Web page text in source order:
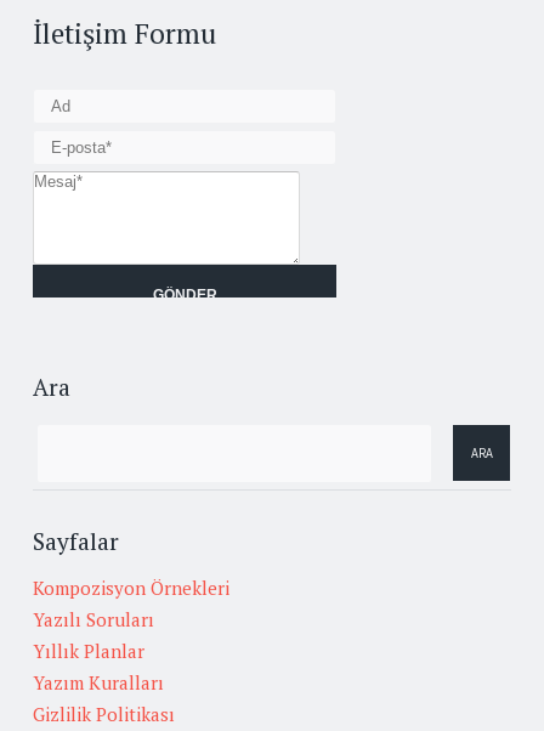
İletişim Formu
Ara
Sayfalar
Kompozisyon Örnekleri
Yazılı Soruları
Yıllık Planlar
Yazım Kuralları
Gizlilik Politikası